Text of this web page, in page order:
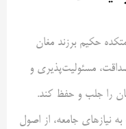
حکیم برزند مغان
مسئولیت‌پذیری و
را جلب و حفظ کند.
نیازهای جامعه، از اصول